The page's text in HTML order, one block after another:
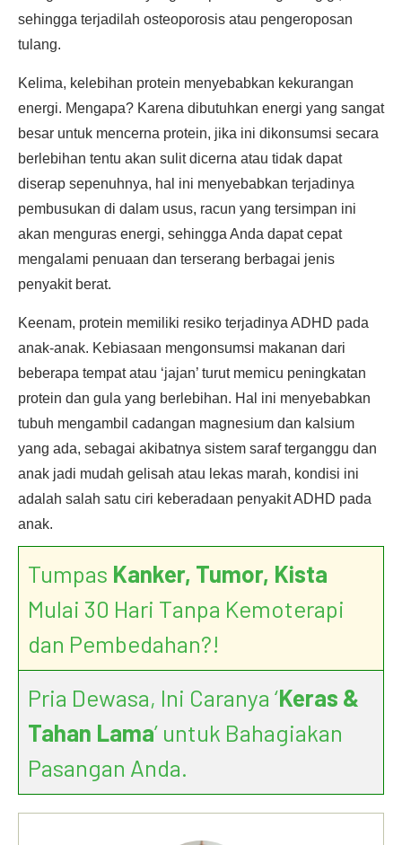
sehingga terjadilah osteoporosis atau pengeroposan
tulang.
Kelima, kelebihan protein menyebabkan kekurangan
energi. Mengapa? Karena dibutuhkan energi yang sangat
besar untuk mencerna protein, jika ini dikonsumsi secara
berlebihan tentu akan sulit dicerna atau tidak dapat
diserap sepenuhnya, hal ini menyebabkan terjadinya
pembusukan di dalam usus, racun yang tersimpan ini
akan menguras energi, sehingga Anda dapat cepat
mengalami penuaan dan terserang berbagai jenis
penyakit berat.
Keenam, protein memiliki resiko terjadinya ADHD pada
anak-anak. Kebiasaan mengonsumsi makanan dari
beberapa tempat atau ‘jajan’ turut memicu peningkatan
protein dan gula yang berlebihan. Hal ini menyebabkan
tubuh mengambil cadangan magnesium dan kalsium
yang ada, sebagai akibatnya sistem saraf terganggu dan
anak jadi mudah gelisah atau lekas marah, kondisi ini
adalah salah satu ciri keberadaan penyakit ADHD pada
anak.
Tumpas Kanker, Tumor, Kista
Mulai 30 Hari Tanpa Kemoterapi
dan Pembedahan?!
Pria Dewasa, Ini Caranya ‘Keras &
Tahan Lama’ untuk Bahagiakan
Pasangan Anda.